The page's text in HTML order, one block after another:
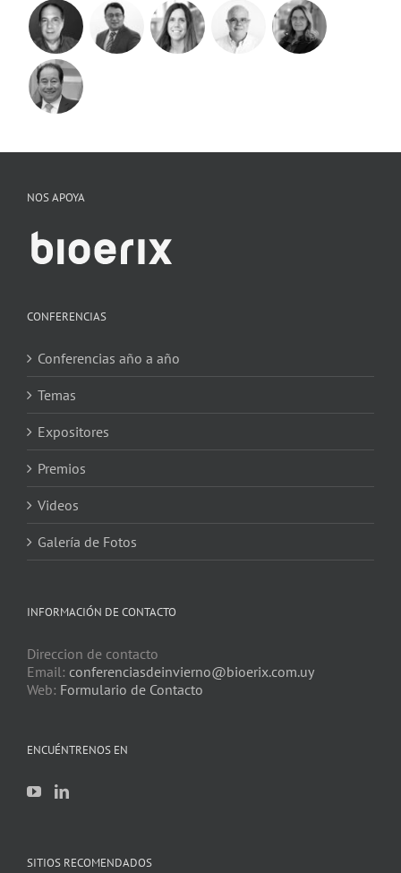
NOS APOYA
CONFERENCIAS
Conferencias año a año
Temas
Expositores
Premios
Videos
Galería de Fotos
INFORMACIÓN DE CONTACTO
Direccion de contacto
Email: conferenciasdeinvierno@bioerix.com.uy
Web: Formulario de Contacto
ENCUÉNTRENOS EN
SITIOS RECOMENDADOS